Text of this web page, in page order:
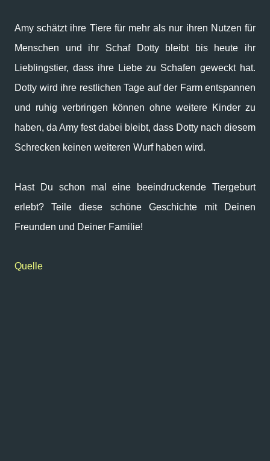
Amy schätzt ihre Tiere für mehr als nur ihren Nutzen für
Menschen und ihr Schaf Dotty bleibt bis heute ihr
Lieblingstier, dass ihre Liebe zu Schafen geweckt hat.
Dotty wird ihre restlichen Tage auf der Farm entspannen
und ruhig verbringen können ohne weitere Kinder zu
haben, da Amy fest dabei bleibt, dass Dotty nach diesem
Schrecken keinen weiteren Wurf haben wird.
Hast Du schon mal eine beeindruckende Tiergeburt
erlebt? Teile diese schöne Geschichte mit Deinen
Freunden und Deiner Familie!
Quelle